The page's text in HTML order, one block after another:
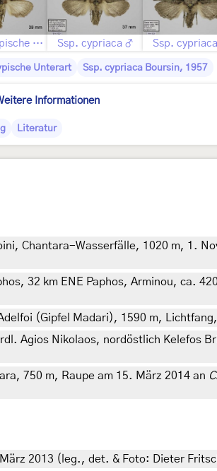
Nominotypische Unterart ♂ Ssp. cypriaca ♂ Ssp.
Unterart Ssp. cypriaca Boursin, 1957
Informationen
Literatur
Chantara-Wasserfälle, 1020 m, 1.
32 km ENE Paphos, Arminou, ca.
(Gipfel Madari), 1590 m,
Agios Nikolaos, nordöstlich Kelefos
750 m, Raupe am 15. März 2014 an
2013 (leg., det. & Foto: Dieter